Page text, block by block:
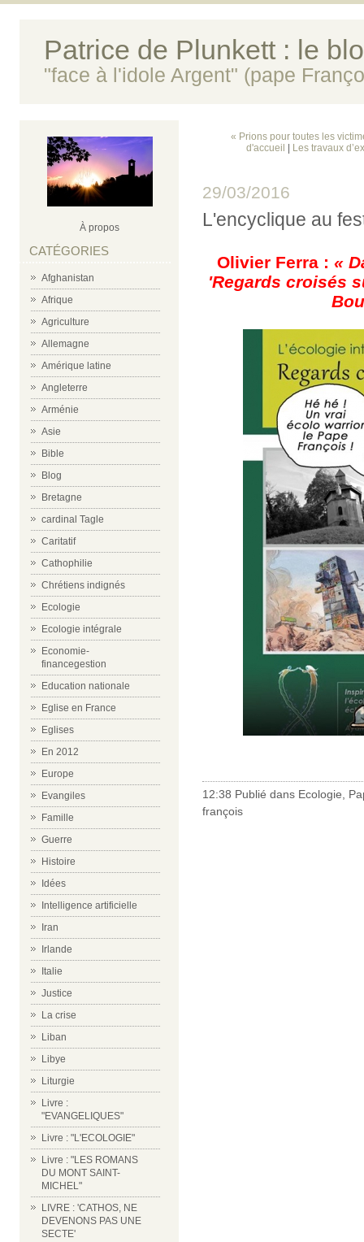
Patrice de Plunkett : le
"face à l'idole Argent" (pape
À propos
CATÉGORIES
Afghanistan
Afrique
Agriculture
Allemagne
Amérique latine
Angleterre
Arménie
Asie
Bible
Blog
Bretagne
cardinal Tagle
Caritatif
Cathophilie
Chrétiens indignés
Ecologie
Ecologie intégrale
Economie-
financegestion
Education nationale
Eglise en France
Eglises
En 2012
Europe
Evangiles
Famille
Guerre
Histoire
Idées
Intelligence artificielle
Iran
Irlande
Italie
Justice
La crise
Liban
Libye
Liturgie
Livre :
"EVANGELIQUES"
Livre : "L'ECOLOGIE"
Livre : "LES ROMANS
DU MONT SAINT-
MICHEL"
LIVRE : 'CATHOS, NE
DEVENONS PAS UNE
SECTE'
« Prions pour toutes les
d'accueil
Les travaux
29/03/2016
L'encyclique au
Olivier Ferra : «
'Regards croisés
12:38 Publié dans Ecologie
françois